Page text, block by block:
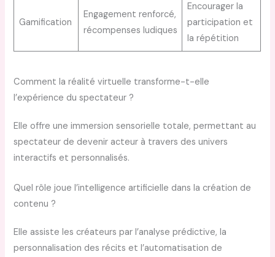
Gamification
Engagement renforcé,
récompenses ludiques
Encourager la
participation et
la répétition
Comment la réalité virtuelle transforme-t-elle
l’expérience du spectateur ?
Elle offre une immersion sensorielle totale, permettant au
spectateur de devenir acteur à travers des univers
interactifs et personnalisés.
Quel rôle joue l’intelligence artificielle dans la création de
contenu ?
Elle assiste les créateurs par l’analyse prédictive, la
personnalisation des récits et l’automatisation de